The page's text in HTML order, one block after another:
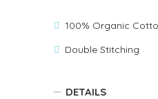
100% Organic
Double Stitching
DETAILS